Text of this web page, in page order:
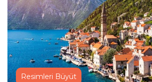
Resimleri Büyüt